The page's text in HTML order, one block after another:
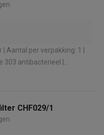
|
CHF029/1